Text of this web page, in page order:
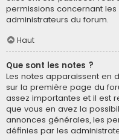
permissions concernant
administrateurs du forum.
Haut
Que sont les notes ?
Les notes apparaissent en
sur la première page du
assez importantes et il est
que vous en avez la
annonces générales, les
définies par les